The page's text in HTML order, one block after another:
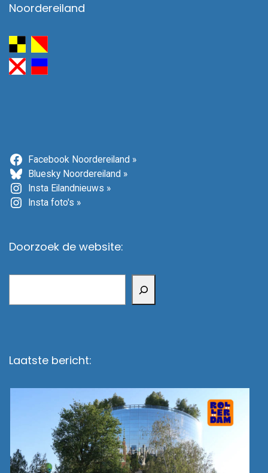
Noordereiland
Facebook Noordereiland »
Bluesky Noordereiland »
Insta Eilandnieuws »
Insta foto's »
Doorzoek de website:
Laatste bericht: